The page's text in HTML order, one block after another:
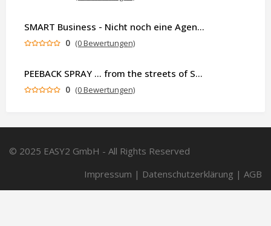
SMART Business - Nicht noch eine Agentur. Sondern ein Partner, der dein Business als Ganzes denkt.
0 (0 Bewertungen)
PEEBACK SPRAY ... from the streets of St.Pauli – Urban Luxury Protection -
0 (0 Bewertungen)
© 2025 EASY2 GmbH - All Rights Reserved
Impressum | Datenschutzerklärung | AGB